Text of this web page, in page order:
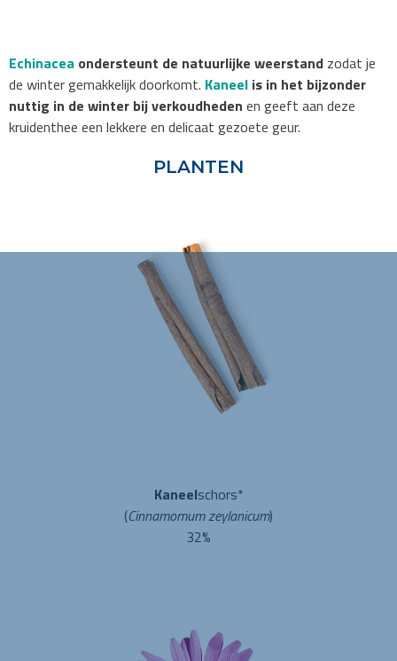
Echinacea ondersteunt de natuurlijke weerstand zodat je
de winter gemakkelijk doorkomt. Kaneel is in het bijzonder
nuttig in de winter bij verkoudheden en geeft aan deze
kruidenthee een lekkere en delicaat gezoete geur.
PLANTEN
Kaneelschors*
(Cinnamomum zeylanicum)
32%